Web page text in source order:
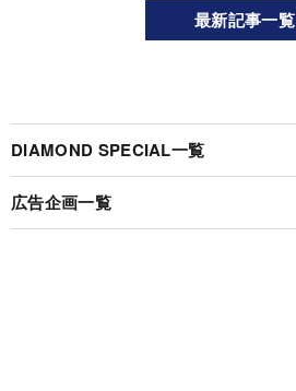
最新記事一覧
DIAMOND SPECIAL一覧
広告企画一覧